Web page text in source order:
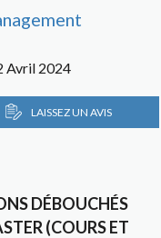
Avril 2024
LAISSEZ UN AVIS
DÉBOUCHÉS
(COURS ET